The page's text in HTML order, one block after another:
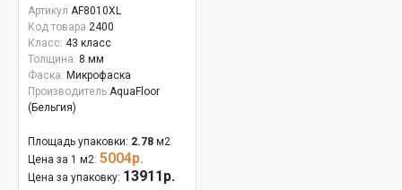
Артикул AF8010XL
Код товара 2400
Класс: 43 класс
Толщина: 8 мм
Фаска: Микрофаска
Производитель AquaFloor
(Бельгия)
Площадь упаковки: 2.78 м2
Цена за 1 м2: 5004р.
Цена за упаковку: 13911р.